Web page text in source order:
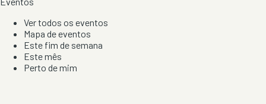
Ver todos os eventos
Mapa de eventos
Este fim de semana
Este mês
Perto de mim